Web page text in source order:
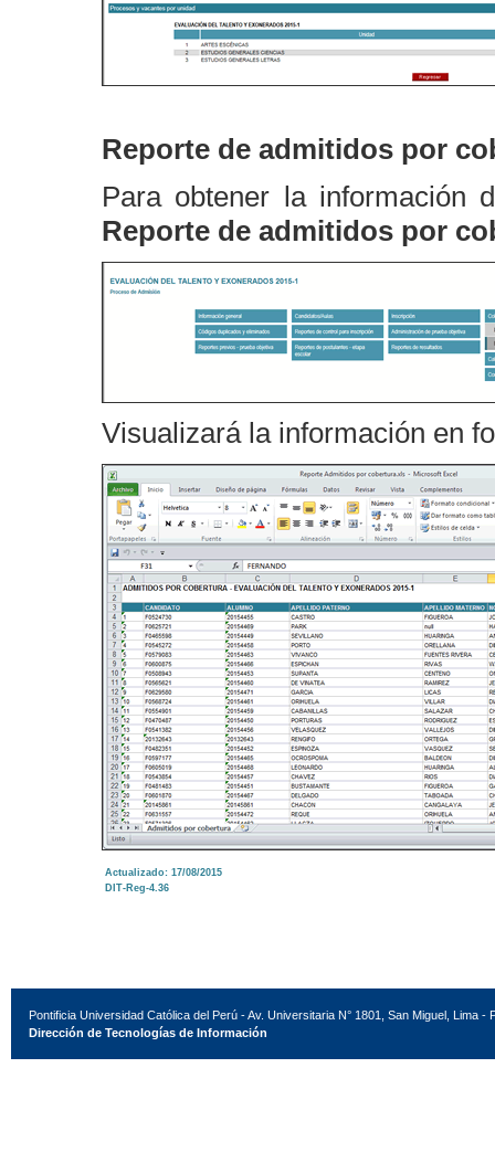
Reporte de admitidos por
Para obtener la información
Reporte de admitidos por
Visualizará la información en
Actualizado: 17/08/2015
DIT-Reg-4.36
Pontificia Universidad Católica del Perú - Av. Universitaria N° 1801, San Miguel, Lima -
Dirección de Tecnologías de Información